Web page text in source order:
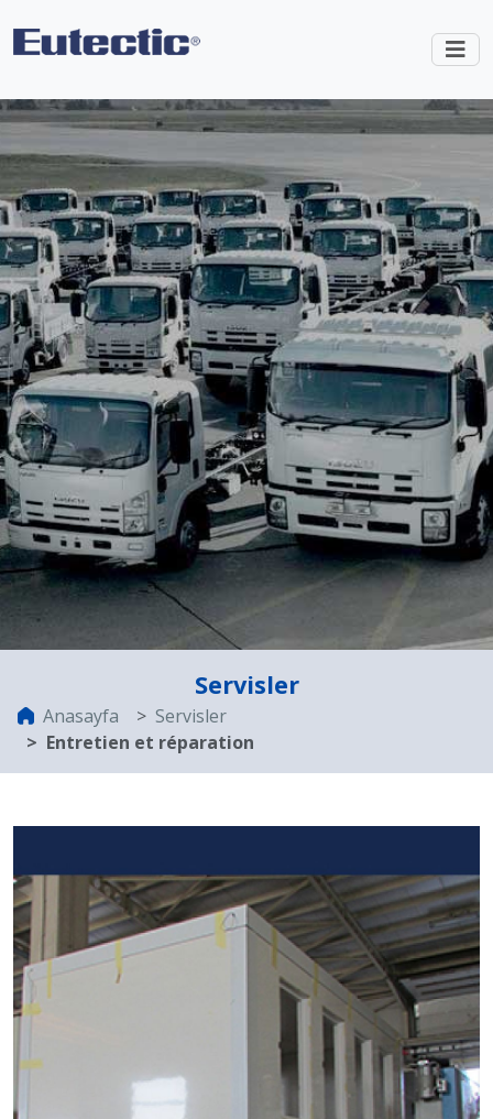
Servisler
Anasayfa
Servisler
Entretien et réparation